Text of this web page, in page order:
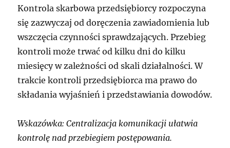
Kontrola skarbowa przedsiębiorcy rozpoczyna
się zazwyczaj od doręczenia zawiadomienia lub
wszczęcia czynności sprawdzających. Przebieg
kontroli może trwać od kilku dni do kilku
miesięcy w zależności od skali działalności. W
trakcie kontroli przedsiębiorca ma prawo do
składania wyjaśnień i przedstawiania dowodów.
Wskazówka: Centralizacja komunikacji ułatwia
kontrolę nad przebiegiem postępowania.